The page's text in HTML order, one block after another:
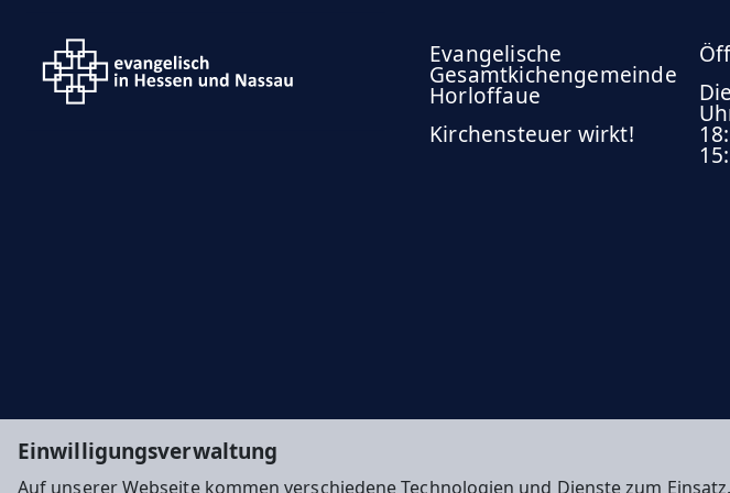
Einwilligungsverwaltung
Auf unserer Webseite kommen verschiedene Technologien und Dienste zum
Evangelische
Gesamtkichengemeinde
Horloffaue
Kirchensteuer wirkt!